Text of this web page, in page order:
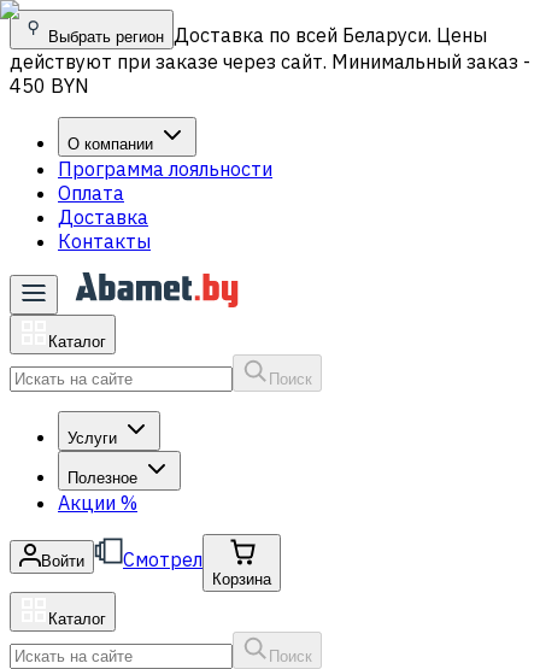
Выбрать регион Доставка по всей Беларуси. Цены
действуют при заказе через сайт. Минимальный заказ -
450 BYN
О компании
Программа лояльности
Оплата
Доставка
Контакты
Каталог
Поиск
Услуги
Полезное
Акции %
Войти Смотрел
Корзина
Каталог
Поиск